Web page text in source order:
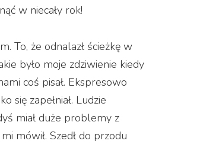
w niecały rok!
To, że odnalazł ścieżkę w
było moje zdziwienie kiedy
coś pisał. Ekspresowo
się zapełniał. Ludzie
miał duże problemy z
mówił. Szedł do przodu